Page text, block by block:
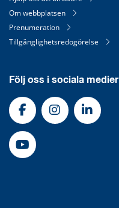
Om webbplatsen
Prenumeration
Tillgänglighetsredogörelse
Följ oss i sociala medier